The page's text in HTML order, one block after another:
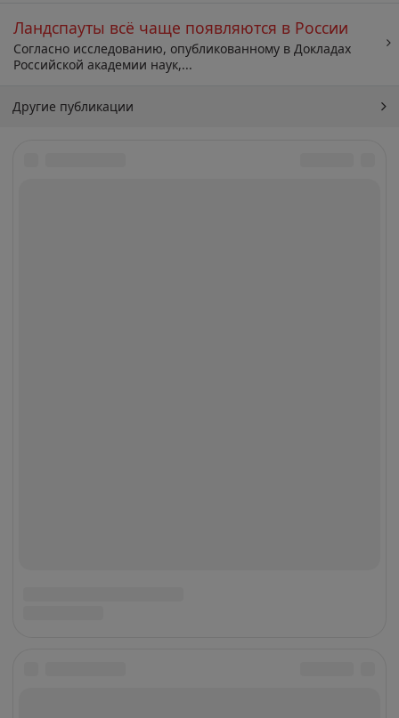
Ландспауты всё чаще появляются в России
Согласно исследованию, опубликованному в Докладах
Российской академии наук,...
Другие публикации